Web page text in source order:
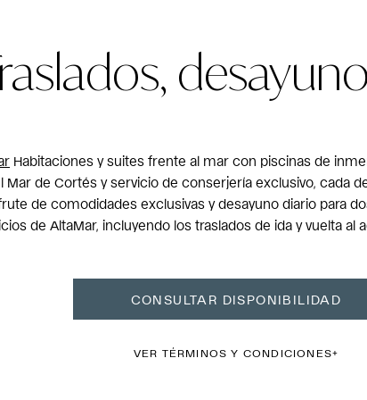
Habitaciones y suites frente al mar con piscinas de
Mar de Cortés y servicio de conserjería exclusivo, cada
de comodidades exclusivas y desayuno diario para
de AltaMar, incluyendo los traslados de ida y vuelta
CONSULTAR DISPONIBILIDAD
VER TÉRMINOS Y CONDICIONES